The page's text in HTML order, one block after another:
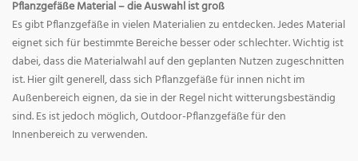
Pflanzgefäße Material – die Auswahl ist groß
Es gibt Pflanzgefäße in vielen Materialien zu entdecken. Jedes Material
eignet sich für bestimmte Bereiche besser oder schlechter. Wichtig ist
dabei, dass die Materialwahl auf den geplanten Nutzen zugeschnitten
ist. Hier gilt generell, dass sich Pflanzgefäße für innen nicht im
Außenbereich eignen, da sie in der Regel nicht witterungsbeständig
sind. Es ist jedoch möglich, Outdoor-Pflanzgefäße für den
Innenbereich zu verwenden.